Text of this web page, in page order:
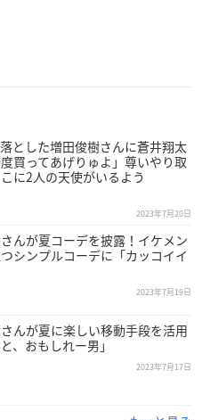
とした増田俊樹さんに蒼井翔太
買ってあげりゅよ」尊いやり取
に2人の天使がいるよう
2023年7月20日
んが夏コーデを披露！イケメン
シンプルコーデに「カッコイイ
2023年7月19日
んが夏に楽しい移動手段を活用
、おもしれー男」
2023年7月17日